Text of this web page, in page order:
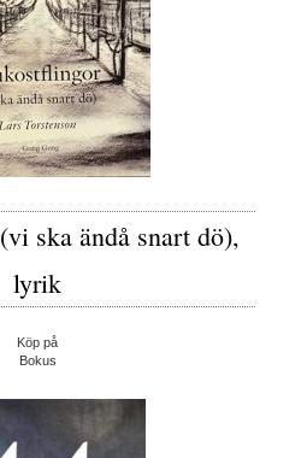
ska ändå snart dö),
lyrik
Köp på
Bokus